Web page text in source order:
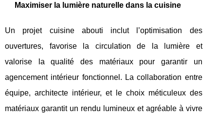
Maximiser la lumière naturelle dans la cuisine
Un projet cuisine abouti inclut l’optimisation des
ouvertures, favorise la circulation de la lumière et
valorise la qualité des matériaux pour garantir un
agencement intérieur fonctionnel. La collaboration entre
équipe, architecte intérieur, et le choix méticuleux des
matériaux garantit un rendu lumineux et agréable à vivre